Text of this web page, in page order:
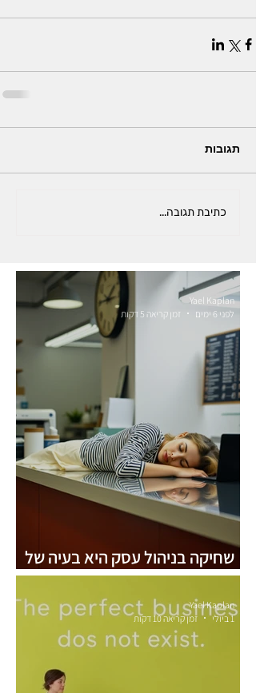
תגובות
כתיבת תגובה...
שחיקה בניהול עסק היא בעיה של
מספרים, לא של רגשות
Yael Kaplan
לפני 6 ימים
זמן קריאה 5 דקות
Yael Kaplan
1 ביולי
זמן קריאה 10 דקות